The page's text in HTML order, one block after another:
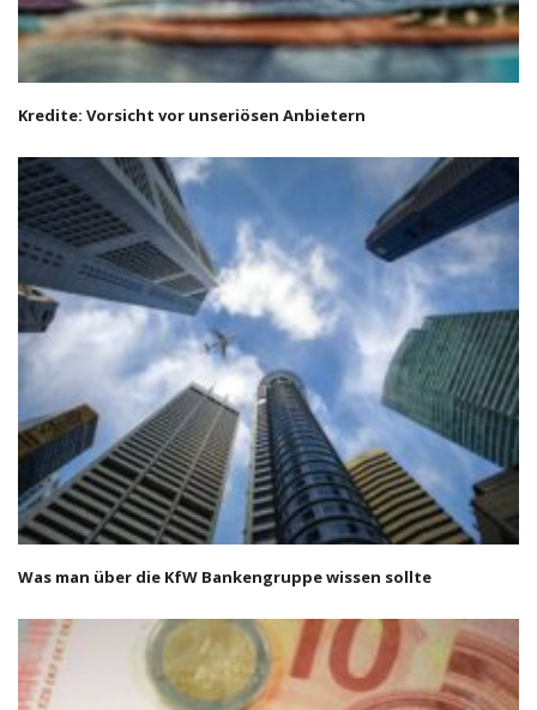
Kredite: Vorsicht vor unseriösen Anbietern
Was man über die KfW Bankengruppe wissen sollte